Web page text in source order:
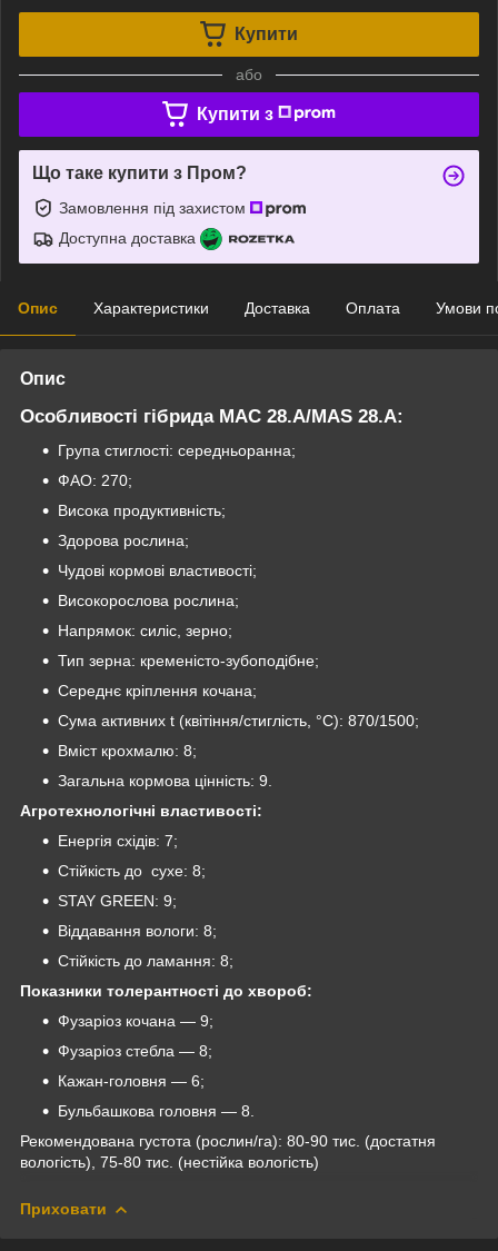
Купити
або
Купити з
Що таке купити з Пром?
Замовлення під захистом
Доступна доставка
Опис Характеристики Доставка Оплата Умови
Опис
Особливості гібрида МАС 28.А/MAS 28.A:
Група стиглості: середньоранна;
ФАО: 270;
Висока продуктивність;
Здорова рослина;
Чудові кормові властивості;
Високорослова рослина;
Напрямок: силіс, зерно;
Тип зерна: кременісто-зубоподібне;
Середнє кріплення кочана;
Сума активних t (квітіння/стиглість, °C): 870/1500;
Вміст крохмалю: 8;
Загальна кормова цінність: 9.
Агротехнологічні властивості:
Енергія східів: 7;
Стійкість до сухе: 8;
STAY GREEN: 9;
Віддавання вологи: 8;
Стійкість до ламання: 8;
Показники толерантності до хвороб:
Фузаріоз кочана — 9;
Фузаріоз стебла — 8;
Кажан-головня — 6;
Бульбашкова головня — 8.
Рекомендована густота (рослин/га): 80-90 тис. (достатня
вологість), 75-80 тис. (нестійка вологість)
Приховати